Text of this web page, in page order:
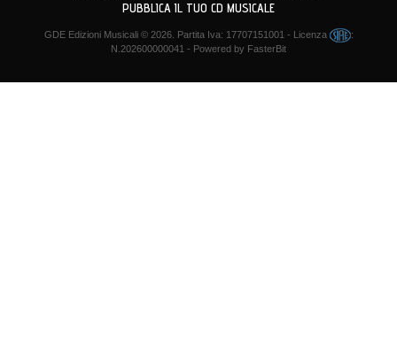
PUBBLICA IL TUO CD MUSICALE
GDE Edizioni Musicali© 2026. Partita Iva: 17707151001 - Licenza
:
N.202600000041 - Powered by FasterBit